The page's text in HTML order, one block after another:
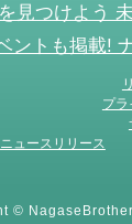
見つけよう
ントも掲載!
プラ
ニュースリリース
©